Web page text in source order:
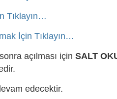
Tıklayın…
İçin Tıklayın…
açılması için SALT
edecektir.